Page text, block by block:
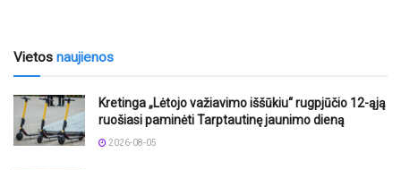
Vietos naujienos
Kretinga „Lėtojo važiavimo iššūkiu“ rugpjūčio 12-ąją
ruošiasi paminėti Tarptautinę jaunimo dieną
2026-08-05